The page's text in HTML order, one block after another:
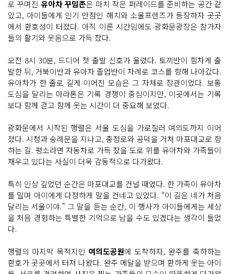
로 꾸며진 유아차 꾸밈존은 마치 작은 퍼레이드를 준비하는 공간 같
았고, 아이들에게 인기 만점인 해치와 소울프렌즈가 등장하자 곳곳
에서 환호성이 터졌다. 아직 이른 시간임에도 광화문광장은 참가자
들의 활기와 웃음으로 가득 찼다.
오전 8시 30분, 드디어 첫 출발 신호가 울렸다. 토끼반이 힘차게 출
발한 뒤, 거북이반과 유아차 졸업반이 차례로 코스를 향해 나아갔다.
유아차가 한 줄로 길게 이어진 모습은 그 자체로 장관이었다. 보통
도심을 달리는 마라톤은 기록 경쟁이 중심이지만, 이곳에서는 기록
보다 함께 걷고 함께 웃는 시간이 더 중요해 보였다.
광화문에서 시작된 행렬은 서울 도심을 가로질러 여의도까지 이어
졌다. 시청과 숭례문을 지나고, 충정로와 공덕을 거쳐 마포대교로 향
하는 길. 평소라면 자동차로 가득 찼을 도로 위를 유아차와 가족들이
채우고 있다는 사실이 더욱 감동적으로 다가왔다.
특히 인상 깊었던 순간은 마포대교를 건널 때였다. 한 가족이 유아차
를 밀며 아이에게 다정하게 말을 건네고 있었다. “이 길은 네가 처음
달리는 서울이야.” 그 말을 듣는 순간, 이 행사가 아이들에게는 세상
을 처음 경험하는 특별한 기억으로 남을 수도 있겠다는 생각이 들었
다.
행렬의 마지막 목적지인 여의도공원에 도착하자, 완주를 축하하는
환호가 곳곳에서 터져 나왔다. 완주 메달을 받으며 환하게 웃는 아이